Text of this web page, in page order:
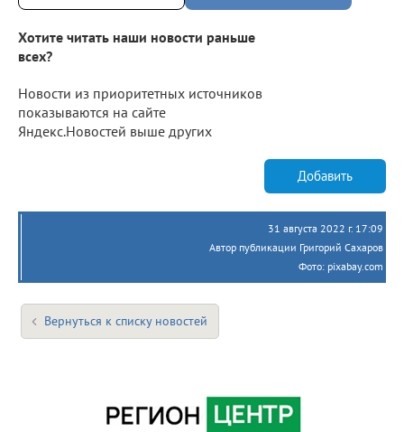
Хотите читать наши новости раньше
всех?
Новости из приоритетных источников
показываются на сайте
Яндекс.Новостей выше других
Добавить
31 августа 2022 г. 17:09
Автор публикации Григорий Сахаров
Фото: pixabay.com
Вернуться к списку новостей